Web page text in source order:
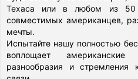
Техаса или в любом из 50
совместимых американцев,
мечты.
Испытайте нашу полностью
воплощает американские
разнообразия и